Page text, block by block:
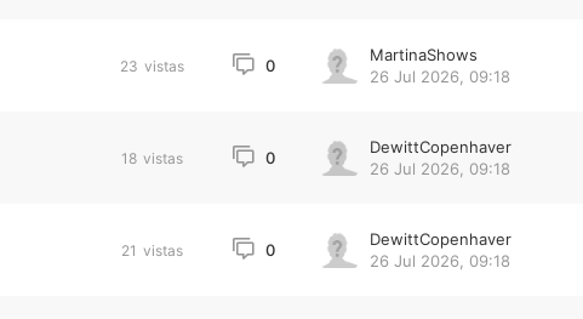
23 vistas 0
MartinaShows
26 Jul 2026, 09:18
18 vistas 0
DewittCopenhaver
26 Jul 2026, 09:18
21 vistas 0
DewittCopenhaver
26 Jul 2026, 09:18